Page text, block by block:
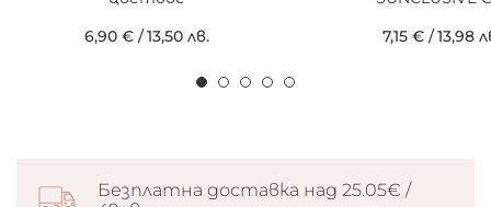
6,90 € /13,50 лв.
7,15 € /13,98
Безплатна доставка над 25.05€ /